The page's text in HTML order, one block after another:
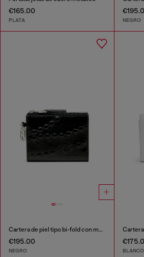
€165.00
PLATA NEGRO
Cartera de piel tipo bi-fold con motivo de cadena grabado
€195.00
NEGRO BLANCO